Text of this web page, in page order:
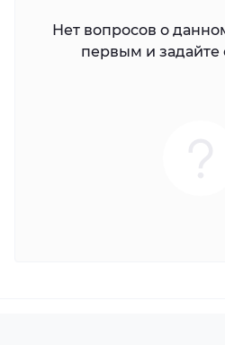
Нет вопросов о
первым и задайте